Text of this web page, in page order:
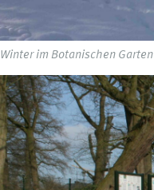
Winter im Botanischen Garten